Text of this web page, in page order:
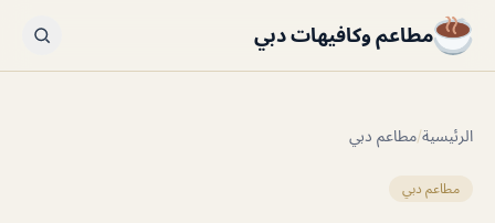
مطاعم وكافيهات دبي
الرئيسية/مطاعم دبي
مطاعم دبي